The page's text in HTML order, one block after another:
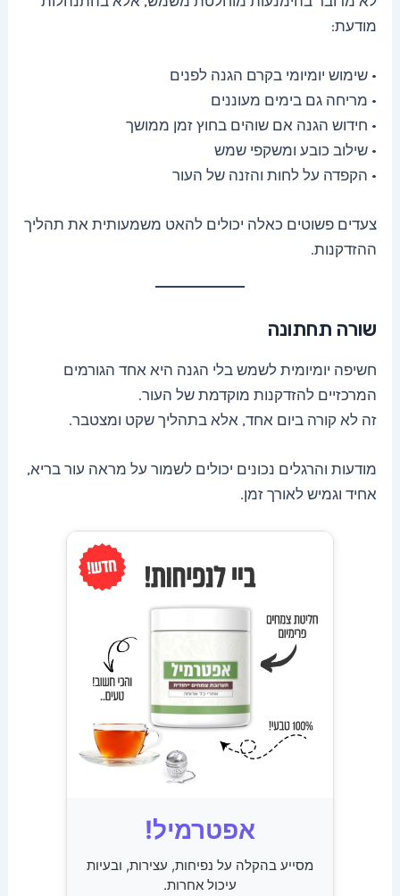
מודעת:
• שימוש יומיומי בקרם הגנה לפנים
• מריחה גם בימים מעוננים
• חידוש הגנה אם שוהים בחוץ זמן ממושך
• שילוב כובע ומשקפי שמש
• הקפדה על לחות והזנה של העור
צעדים פשוטים כאלה יכולים להאט משמעותית את תהליך
ההזדקנות.
שורה תחתונה
חשיפה יומיומית לשמש בלי הגנה היא אחד הגורמים
המרכזיים להזדקנות מוקדמת של העור.
זה לא קורה ביום אחד, אלא בתהליך שקט ומצטבר.
מודעות והרגלים נכונים יכולים לשמור על מראה עור בריא,
אחיד וגמיש לאורך זמן.
אפטרמיל!
מסייע בהקלה על נפיחות, עצירות, ובעיות
עיכול אחרות.